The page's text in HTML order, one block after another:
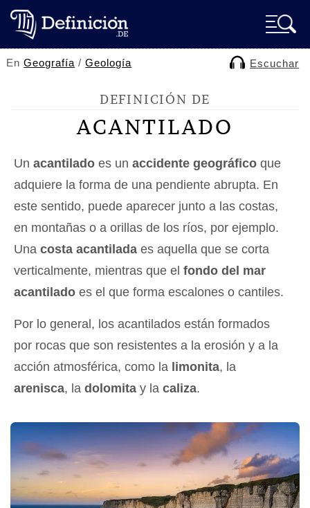
EnGeografía /Geología Escuchar
DEFINICIÓN DE
ACANTILADO
Un acantilado es un accidente geográfico que
adquiere la forma de una pendiente abrupta. En
este sentido, puede aparecer junto a las costas,
en montañas o a orillas de los ríos, por ejemplo.
Una costa acantilada es aquella que se corta
verticalmente, mientras que el fondo del mar
acantilado es el que forma escalones o cantiles.
Por lo general, los acantilados están formados
por rocas que son resistentes a la erosión y a la
acción atmosférica, como la limonita, la
arenisca, la dolomita y la caliza.